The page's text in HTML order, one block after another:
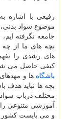
رفیعی با اشاره
موضوع سواد بدنی،
جامعه نگرفته
بچه های ما از چه
های رشدی را
کیفی حاصل می
باشگاه ها و
بچه ها نباید
مختلف درباب سواد
آموزشی متنوعی
و می بایست کشور